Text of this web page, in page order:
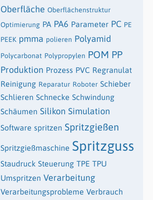
Oberfläche Oberflächenstruktur
Optimierung PA PA6 Parameter PC PE
PEEK pmma polieren Polyamid
Polycarbonat Polypropylen POM PP
Produktion Prozess PVC Regranulat
Reinigung Reparatur Roboter Schieber
Schlieren Schnecke Schwindung
Schäumen Silikon Simulation
Software spritzen Spritzgießen
Spritzgießmaschine Spritzguss
Staudruck Steuerung TPE TPU
Umspritzen Verarbeitung
Verarbeitungsprobleme Verbrauch